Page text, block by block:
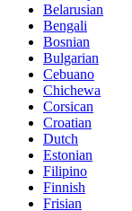
Belarusian
Bengali
Bosnian
Bulgarian
Cebuano
Chichewa
Corsican
Croatian
Dutch
Estonian
Filipino
Finnish
Frisian